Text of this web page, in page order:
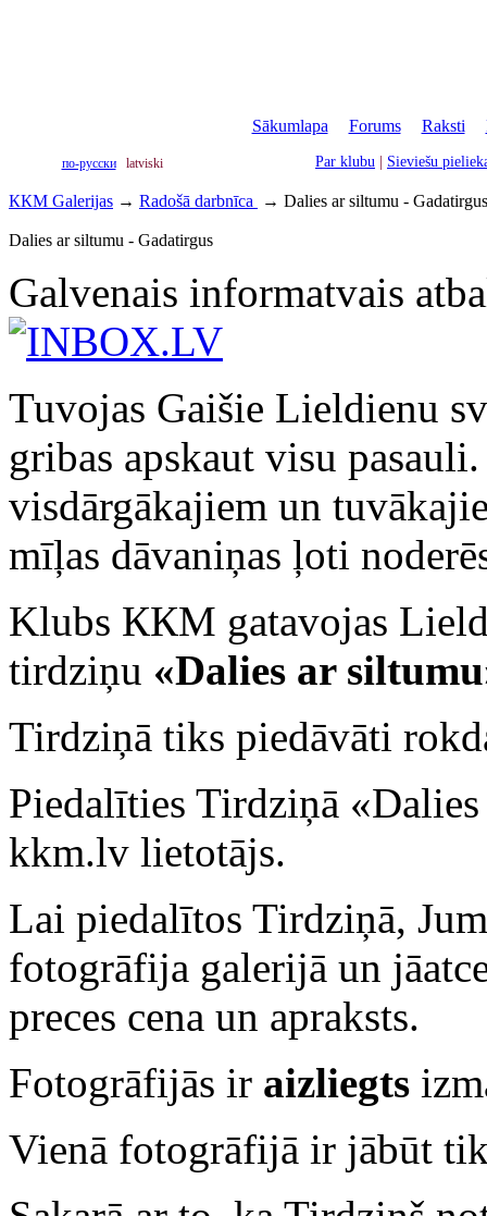
Sākumlapa Forums| Raksti
по-русски latviski Par klubu Sieviešu
ККМ Galerijas → Radošā darbnīca → Dalies ar siltumu - Gadatirgus
Dalies ar siltumu - Gadatirgus
Galvenais informatvais
Tuvojas Gaišie Lieldienu
gribas apskaut visu
visdārgākajiem un
mīļas dāvaniņas ļoti
Klubs ККМ gatavojas
tirdziņu «Dalies ar
Tirdziņā tiks piedāvāti
Piedalīties Tirdziņā
kkm.lv lietotājs.
Lai piedalītos Tirdziņā,
fotogrāfija galerijā un
preces cena un apraksts.
Fotogrāfijās ir aizliegts
Vienā fotogrāfijā ir jābūt